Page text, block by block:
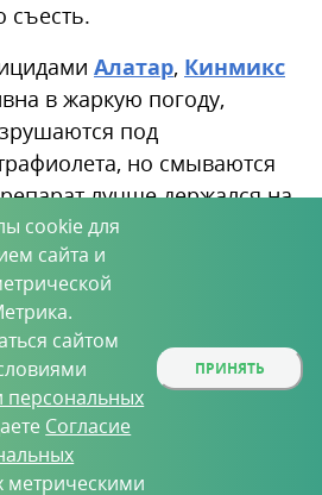
съесть.
Алатар, Кинмикс
в жаркую погоду,
под
но смываются
лучше держался на
актуально при обработке
раствор добавляют
.
препаратами кишечно-
нужно проводить
опрыскивая не только
cookie для
сайта и
сайтом
персональных
Согласие
метрическими
ПРИНЯТЬ